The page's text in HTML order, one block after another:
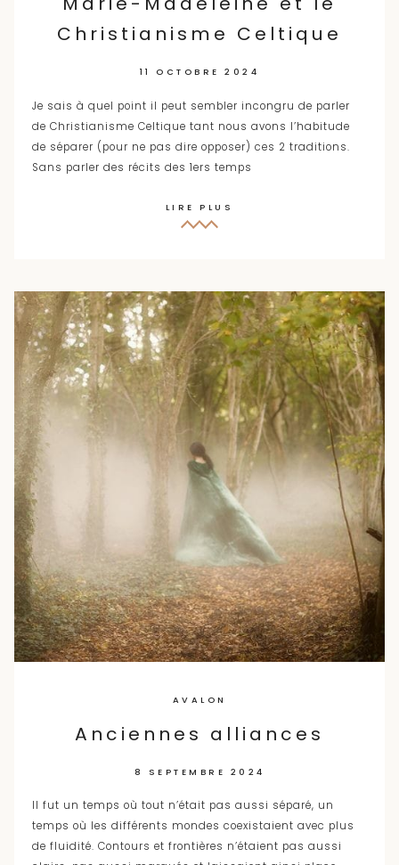
Christianisme Celtique
11 OCTOBRE 2024
Je sais à quel point il peut sembler incongru de parler
de Christianisme Celtique tant nous avons l’habitude
de séparer (pour ne pas dire opposer) ces 2 traditions.
Sans parler des récits des 1ers temps
LIRE PLUS
AVALON
Anciennes alliances
8 SEPTEMBRE 2024
Il fut un temps où tout n’était pas aussi séparé, un
temps où les différents mondes coexistaient avec plus
de fluidité. Contours et frontières n’étaient pas aussi